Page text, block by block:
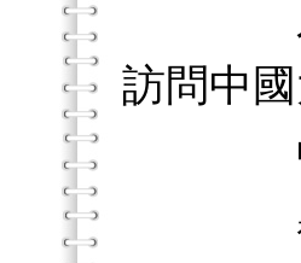
訪問中
中國
舉辦